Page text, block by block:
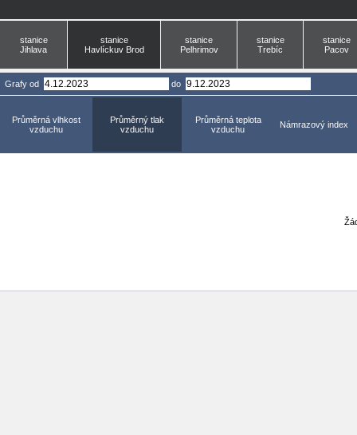
stanice
Jihlava
stanice
Havlíckuv Brod
stanice
Pelhrimov
stanice
Trebíc
stanice
Pacov
Grafy od do
Průměrná vlhkost
vzduchu
Průměrný tlak
vzduchu
Průměrná teplota
vzduchu
Námrazový index